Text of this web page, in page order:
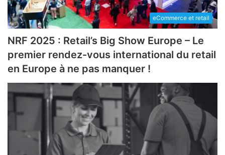
eCommerce et retail
NRF 2025 : Retail’s Big Show Europe – Le
premier rendez-vous international du retail
en Europe à ne pas manquer !